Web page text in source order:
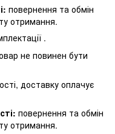
повернення та обмін
отримання.
.
не повинен бути
доставку оплачує
повернення та обмін
отримання.